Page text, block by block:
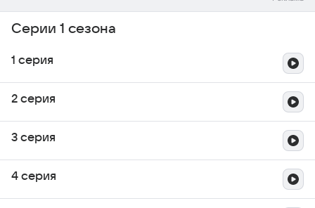
Серии 1 сезона
1 серия
2 серия
3 серия
4 серия